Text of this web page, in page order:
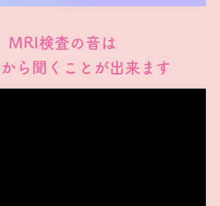
MRI検査の音は
ら聞くことが出来ます